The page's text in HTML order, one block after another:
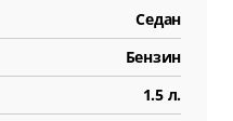
Седан
Бензин
1.5 л.